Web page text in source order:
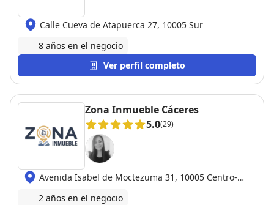
Calle Cueva de Atapuerca 27, 10005 Sur
8 años en el negocio
Ver perfil completo
Zona Inmueble Cáceres
5.0(29)
Avenida Isabel de Moctezuma 31, 10005 Centro-
2 años en el negocio